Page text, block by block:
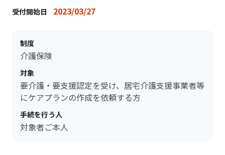
受付開始日 2023/03/27
制度
介護保険
対象
要介護・要支援認定を受け、居宅介護支援事業者等
にケアプランの作成を依頼する方
手続を行う人
対象者ご本人